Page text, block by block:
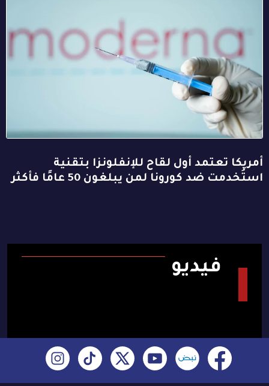
أمريكا تعتمد أول لقاح للإنفلونزا بتقنية
استُخدمت ضد كورونا لمن يبلغون 50 عامًا فأكثر
فيديو